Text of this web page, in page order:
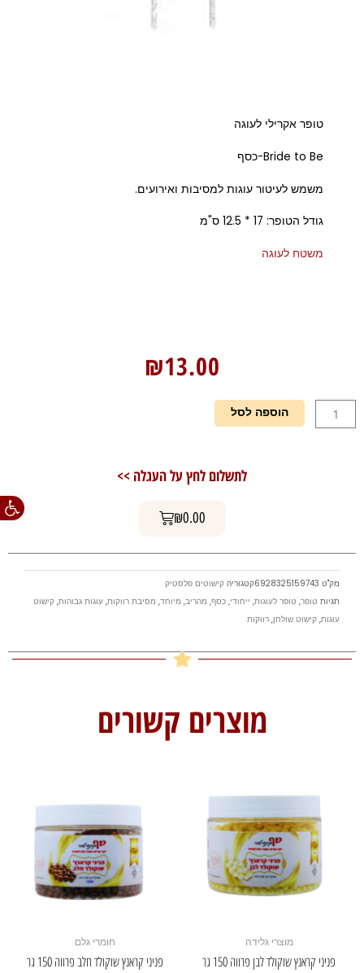
פתח
טופר אקרילי לעוגה
Bride to Be-כסף
משמש לעיטור עוגות למסיבות ואירועים.
גודל הטופר: 17 * 12.5 ס"מ
משטח לעוגה
₪13.00
כמות
של
הוספה לסל
לתשלום לחץ על העגלה >>
₪0.00 עגלת קניות
מק"ט 6928325159743קטגוריה קישוטים פלסטיק
תגיות טופר, טופר לעוגות, ייחודי, כסף, מהריב, מיוחד, מסיבת רווקות, עוגות גבוהות, קישוט
עוגות, קישוט שולחן, רווקות
מוצרים קשורים
מוצרי גלידה
פניני קראנץ שוקולד לבן פרווה 150 גר
חומרי גלם
פניני קראנץ שוקולד חלב פרווה 150 גר